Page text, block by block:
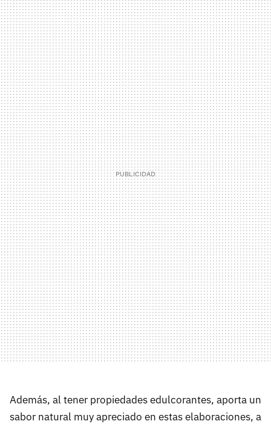
Además, al tener propiedades edulcorantes, aporta un
sabor natural muy apreciado en estas elaboraciones, a